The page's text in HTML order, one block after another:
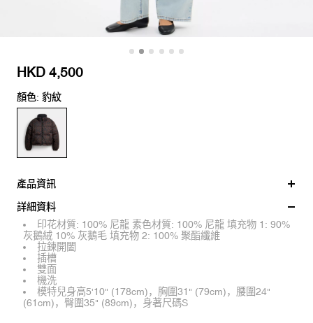
HKD 4,500
顏色: 豹紋
產品資訊
詳細資料
印花材質: 100% 尼龍 素色材質: 100% 尼龍 填充物 1: 90%
灰鵝絨 10% 灰鵝毛 填充物 2: 100% 聚酯纖維
拉鍊開闔
插槽
雙面
機洗
模特兒身高5'10" (178cm)，胸圍31" (79cm)，腰圍24"
(61cm)，臀圍35" (89cm)，身著尺碼S